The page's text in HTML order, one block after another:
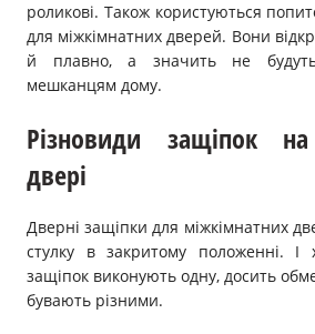
роликові. Також користуються
для міжкімнатних дверей. Вони
й плавно, а значить не
мешканцям дому.
Різновиди защіпок на
двері
Дверні защіпки для міжкімнатних
стулку в закритому положенні. І
защіпок виконують одну, досить
бувають різними.